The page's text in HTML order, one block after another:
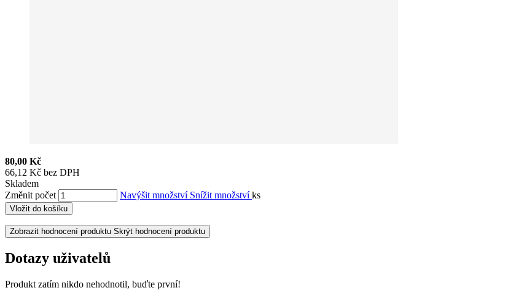
80,00 Kč
66,12 Kč bez DPH
Skladem
Změnit počet
Navýšit množství Snížit množstvíks
Vložit do košíku
Zobrazit hodnocení produktu Skrýt hodnocení produktu
Dotazy uživatelů
Produkt zatím nikdo nehodnotil, buďte první!